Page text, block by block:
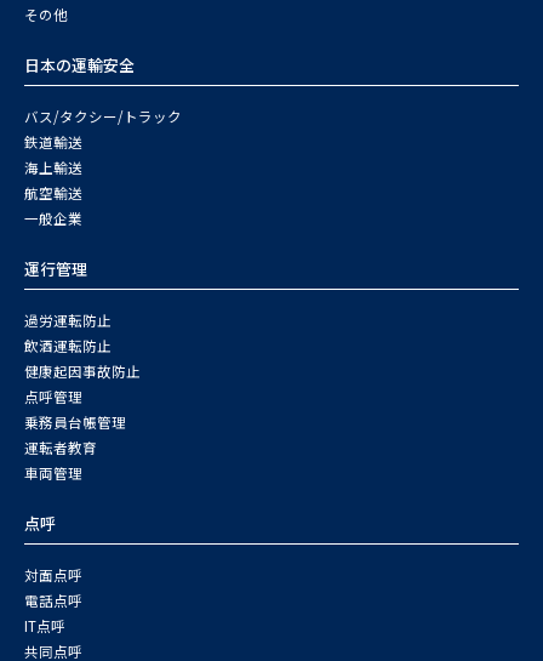
その他
日本の運輸安全
バス/タクシー/トラック
鉄道輸送
海上輸送
航空輸送
一般企業
運行管理
過労運転防止
飲酒運転防止
健康起因事故防止
点呼管理
乗務員台帳管理
運転者教育
車両管理
点呼
対面点呼
電話点呼
IT点呼
共同点呼